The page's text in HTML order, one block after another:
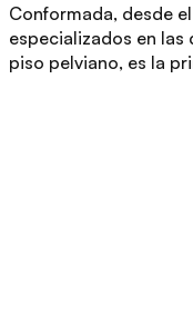
Conformada, desde
especializados en
piso pelviano, es la